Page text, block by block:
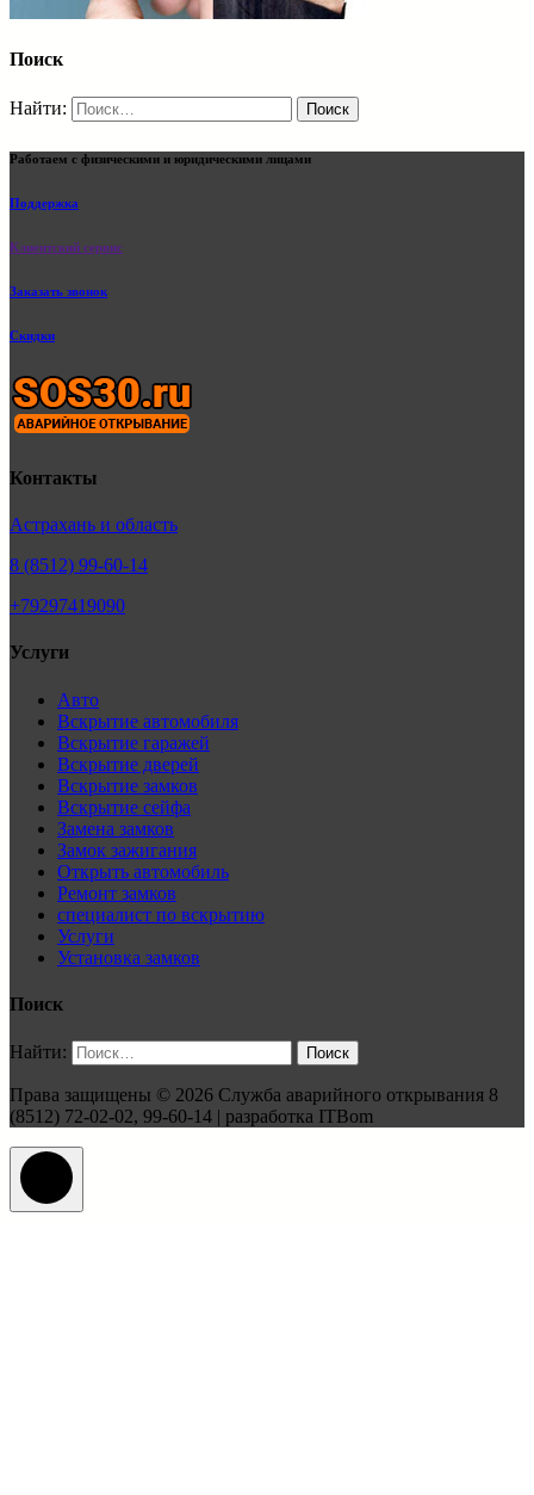
Поиск
Найти:
Работаем с физическими и юридическими лицами
Поддержка
Клиентский сервис
Заказать звонок
Скидки
Контакты
Астрахань и область
8 (8512) 99-60-14
+79297419090
Услуги
Авто
Вскрытие автомобиля
Вскрытие гаражей
Вскрытие дверей
Вскрытие замков
Вскрытие сейфа
Замена замков
Замок зажигания
Открыть автомобиль
Ремонт замков
специалист по вскрытию
Услуги
Установка замков
Поиск
Найти:
Права защищены © 2026 Служба аварийного открывания 8
(8512) 72-02-02, 99-60-14 | разработка ITBom